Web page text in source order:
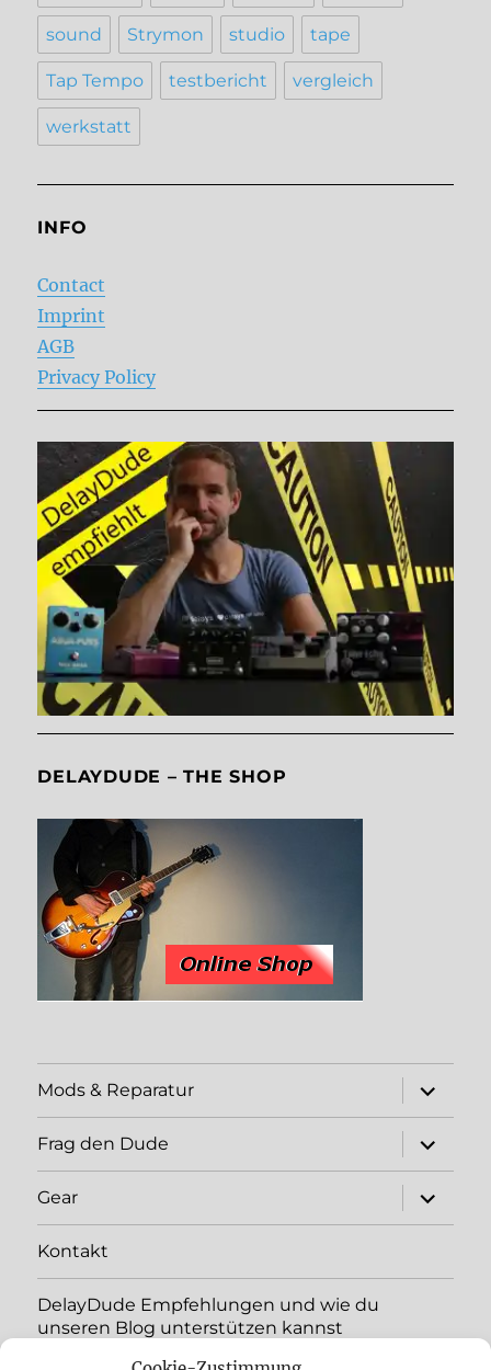
sound Strymon studio tape
Tap Tempo testbericht vergleich
werkstatt
INFO
Contact
Imprint
AGB
Privacy Policy
DELAYDUDE – THE SHOP
Mods & Reparatur
expand
child
menu
Frag den Dude
expand
child
menu
Gear
expand
child
menu
Kontakt
DelayDude Empfehlungen und wie du
unseren Blog unterstützen kannst